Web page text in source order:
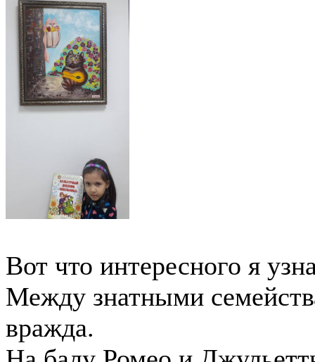
Вот что интересного я
Между знатными
вражда.